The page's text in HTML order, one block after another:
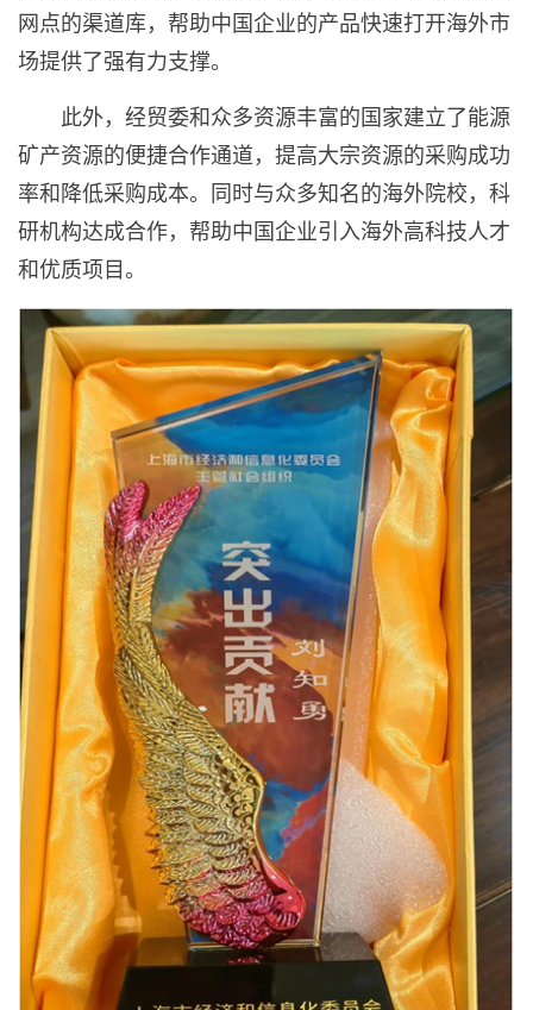
网点的渠道库，帮助中国企业的产品快速打开海外市
场提供了强有力支撑。
此外，经贸委和众多资源丰富的国家建立了能源
矿产资源的便捷合作通道，提高大宗资源的采购成功
率和降低采购成本。同时与众多知名的海外院校，科
研机构达成合作，帮助中国企业引入海外高科技人才
和优质项目。